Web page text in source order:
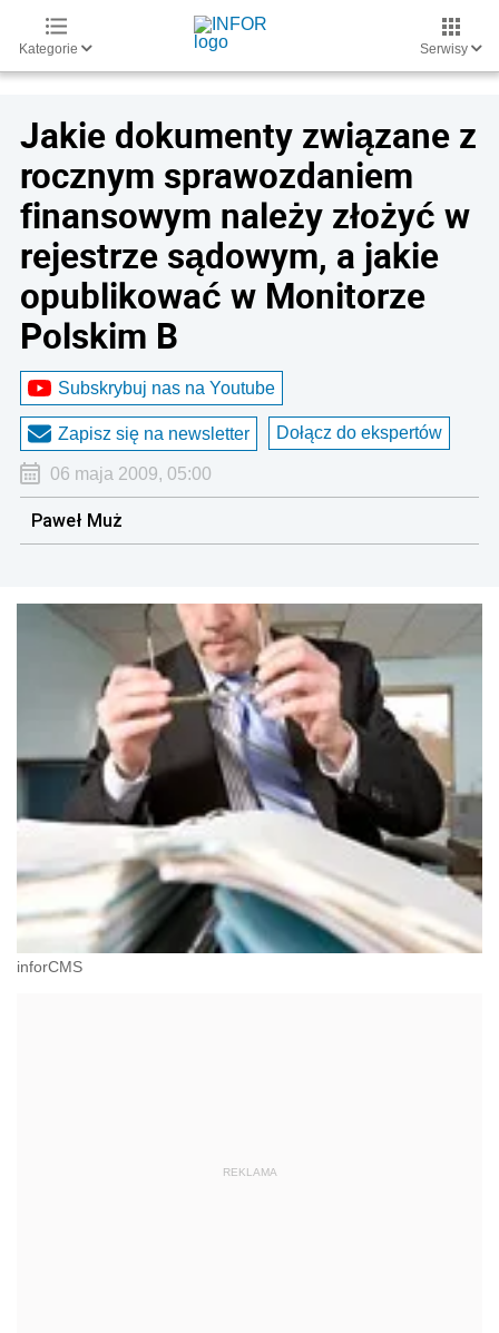
Kategorie Serwisy
Jakie dokumenty związane z
rocznym sprawozdaniem
finansowym należy złożyć w
rejestrze sądowym, a jakie
opublikować w Monitorze
Polskim B
Subskrybuj nas na Youtube
Zapisz się na newsletter Dołącz do ekspertów
06 maja 2009, 05:00
Paweł Muż
inforCMS